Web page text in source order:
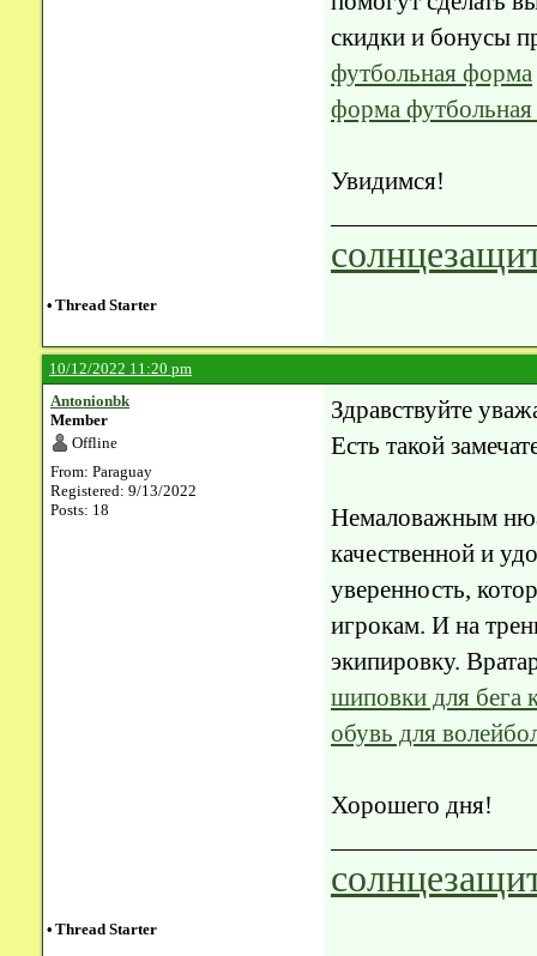
скидки и бонусы
футбольная форма
форма футбольная
Увидимся!
• Thread Starter
10/12/2022 11:20 pm
Antonionbk
Member
Offline
From: Paraguay
Registered: 9/13/2022
Posts: 18
Здравствуйте
Есть такой
Немаловажным
качественной и
уверенность,
игрокам. И на
экипировку.
шиповки для бега
обувь для
Хорошего дня!
• Thread Starter